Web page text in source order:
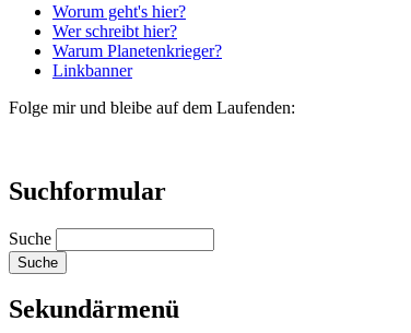
Worum geht's hier?
Wer schreibt hier?
Warum Planetenkrieger?
Linkbanner
Folge mir und bleibe auf dem Laufenden:
Suchformular
Suche
Sekundärmenü